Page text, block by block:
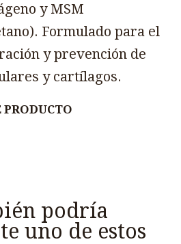
y MSM
Formulado para el
y prevención de
y cartílagos.
PRODUCTO
podría
uno de estos